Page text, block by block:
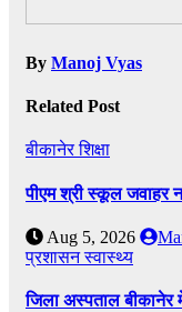
By Manoj Vyas
Related Post
बीकानेरशिक्षा
पीएम श्री स्कूल जवाहर
Aug 5, 2026
प्रशासनस्वास्थ्य
जिला अस्पताल बीकानेर